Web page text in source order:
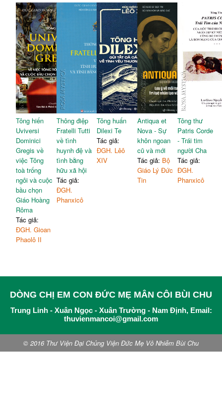
Tông hiến
Uviversi
Dominici
Gregis về
việc Tông
toà trống
ngôi và cuộc
bầu chọn
Giáo Hoàng
Rôma
Tác giả:
ĐGH. Gioan
Phaolô II
Thông điệp
Fratelli Tutti
về tình
huynh đệ và
tình bằng
hữu xã hội
Tác giả:
ĐGH.
Phanxicô
Tông huấn
Dilexi Te
Tác giả:
ĐGH. Lêô
XIV
Antiqua et
Nova - Sự
khôn ngoan
cũ và mới
Tác giả: Bộ
Giáo Lý Đức
Tin
Tông thư
Patris Corde
- Trái tim
người Cha
Tác giả:
ĐGH.
Phanxicô
DÒNG CHỊ EM CON ĐỨC MẸ MÂN CÔI BÙI CHU
Trung Linh - Xuân Ngọc - Xuân Trường - Nam Định, Email:
thuvienmancoi@gmail.com
© 2016 Thư Viện Đại Chủng Viện Đức Mẹ Vô Nhiễm Bùi Chu